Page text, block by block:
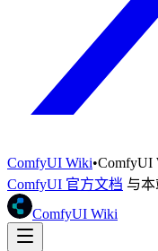
ComfyUI Wiki•ComfyUI
ComfyUI 官方文档 与本
ComfyUI Wiki